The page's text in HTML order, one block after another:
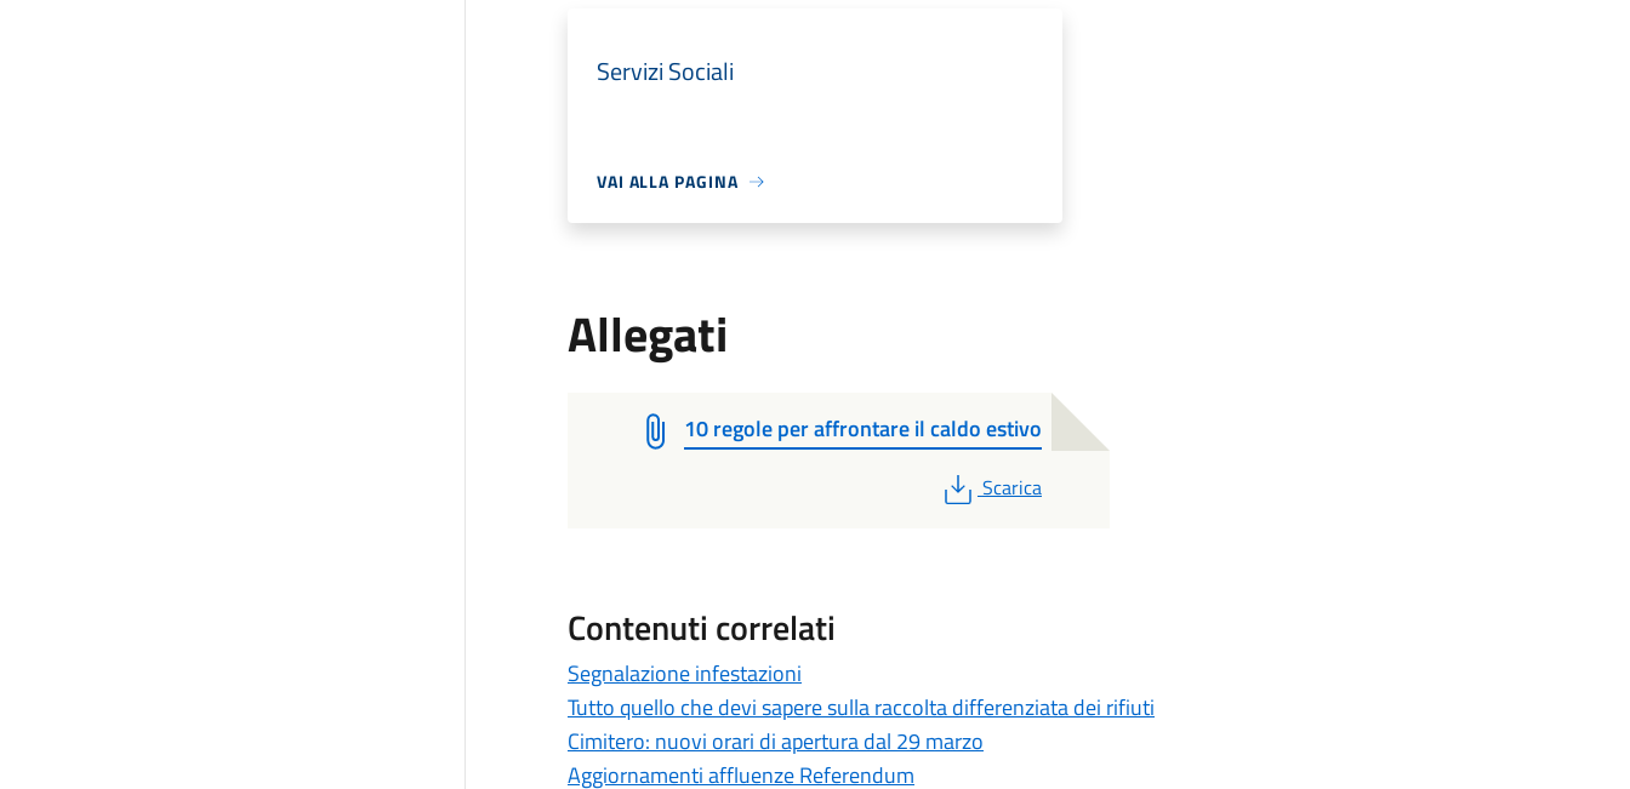
Servizi Sociali
VAI ALLA PAGINA
Allegati
10 regole per affrontare il caldo estivo
PDF
Scarica
Contenuti correlati
Segnalazione infestazioni
Tutto quello che devi sapere sulla raccolta differenziata dei rifiuti
Cimitero: nuovi orari di apertura dal 29 marzo
Aggiornamenti affluenze Referendum